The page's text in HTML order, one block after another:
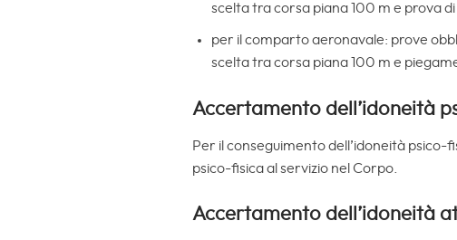
scelta tra corsa piana 100 m e prova
per il comparto aeronavale: prove
scelta tra corsa piana 100 m e
Accertamento dell’idoneità
Per il conseguimento dell’idoneità psico-
psico-fisica al servizio nel Corpo.
Accertamento dell’idoneità